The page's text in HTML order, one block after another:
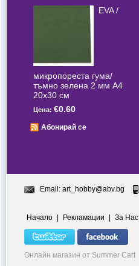
EVA /
микропореста гума/
тъмно зелена 2 мм А4
20x30 см
Цена: €0.60
Абонирай се
Email: art_hobby@abv.bg
Начало | Рекламации | За Нас
Онлайн магазин от Summer Cart